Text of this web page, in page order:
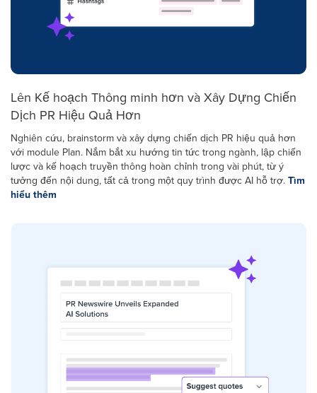
Lên Kế hoạch Thông minh hơn và Xây Dựng Chiến
Dịch PR Hiệu Quả Hơn
Nghiên cứu, brainstorm và xây dựng chiến dịch PR hiệu quả hơn
với module Plan. Nắm bắt xu hướng tin tức trong ngành, lập chiến
lược và kế hoạch truyền thông hoàn chỉnh trong vài phút, từ ý
tưởng đến nội dung, tất cả trong một quy trình được AI hỗ trợ. Tìm
hiểu thêm